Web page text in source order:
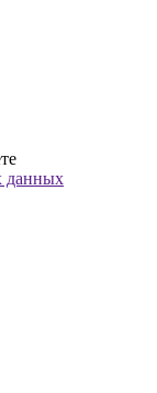
данных